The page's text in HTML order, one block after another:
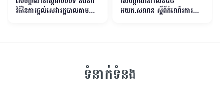
វិធីនៃការផ្ដល់សេវារដ្ឋបាលតាមយន្ដ អយក.សណន ស្តីពីដំណើរការគ្រឹះ
ទំនាក់ទំនង